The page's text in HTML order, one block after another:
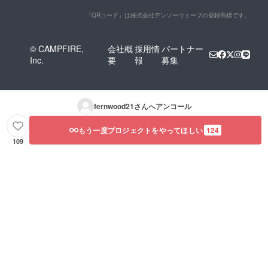
「QRコード」は株式会社デンソーウェーブの登録商標です。
© CAMPFIRE,
Inc.
会社概
要
採用情
報
パートナー
募集
fernwood21さんへアンコール
109
もう一度プロジェクトをやってほしい 124